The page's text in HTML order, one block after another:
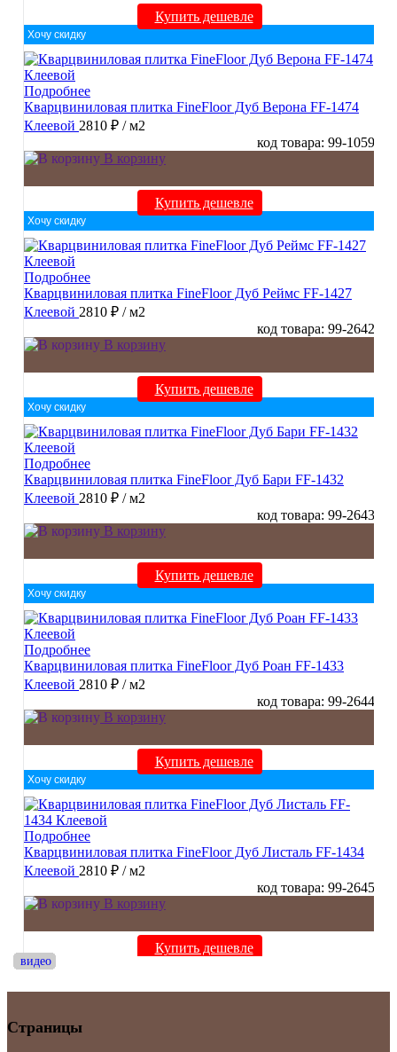
видео
видео
видео
видео
видео
Купить дешевле
Хочу скидку
Подробнее
видео
Кварцвиниловая плитка FineFloor Дуб Верона FF-1474
Клеевой 2810 ₽ / м2
код товара: 99-1059
В корзину
Купить дешевле
Хочу скидку
Подробнее
видео
Кварцвиниловая плитка FineFloor Дуб Реймс FF-1427
Клеевой 2810 ₽ / м2
код товара: 99-2642
В корзину
Купить дешевле
Хочу скидку
Подробнее
видео
Кварцвиниловая плитка FineFloor Дуб Бари FF-1432
Клеевой 2810 ₽ / м2
код товара: 99-2643
В корзину
Купить дешевле
Хочу скидку
Подробнее
видео
Кварцвиниловая плитка FineFloor Дуб Роан FF-1433
Клеевой 2810 ₽ / м2
код товара: 99-2644
В корзину
Купить дешевле
Хочу скидку
Подробнее
видео
Кварцвиниловая плитка FineFloor Дуб Листаль FF-1434
Клеевой 2810 ₽ / м2
код товара: 99-2645
В корзину
Купить дешевле
Страницы